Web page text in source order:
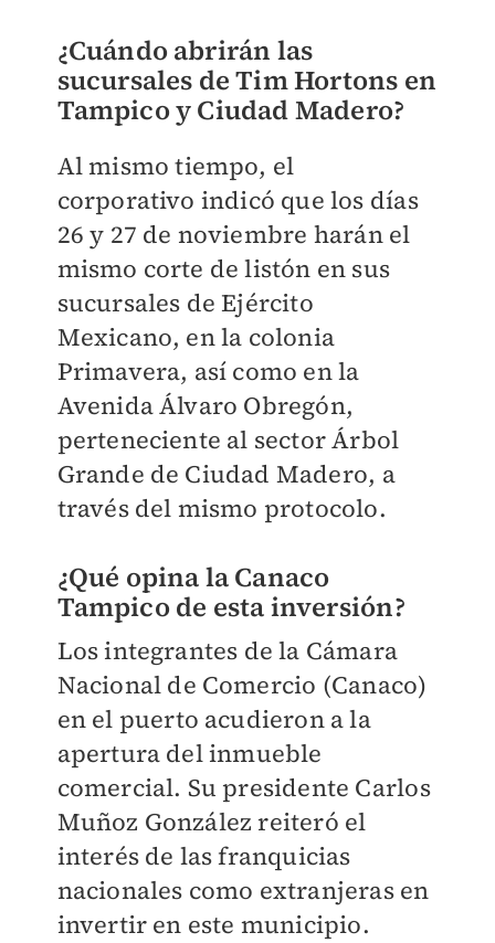
¿Cuándo abrirán las
sucursales de Tim Hortons en
Tampico y Ciudad Madero?
Al mismo tiempo, el
corporativo indicó que los días
26 y 27 de noviembre harán el
mismo corte de listón en sus
sucursales de Ejército
Mexicano, en la colonia
Primavera, así como en la
Avenida Álvaro Obregón,
perteneciente al sector Árbol
Grande de Ciudad Madero, a
través del mismo protocolo.
¿Qué opina la Canaco
Tampico de esta inversión?
Los integrantes de la Cámara
Nacional de Comercio (Canaco)
en el puerto acudieron a la
apertura del inmueble
comercial. Su presidente Carlos
Muñoz González reiteró el
interés de las franquicias
nacionales como extranjeras en
invertir en este municipio.